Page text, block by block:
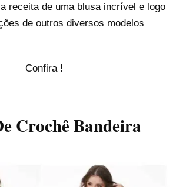
receita de uma blusa incrível e logo
de outros diversos modelos
Confira !
Crochê Bandeira